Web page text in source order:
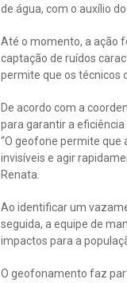
de água, com o auxílio
Até o momento, a ação
captação de ruídos
permite que os técnicos
De acordo com a
para garantir a eficiência
“O geofone permite
invisíveis e agir
Renata.
Ao identificar um
seguida, a equipe de
impactos para a
O geofonamento faz